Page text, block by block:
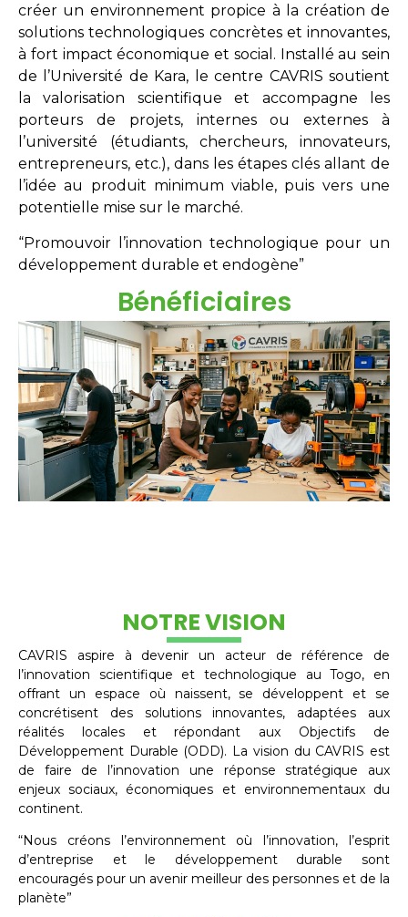
créer un environnement propice à la création de
solutions technologiques concrètes et innovantes,
à fort impact économique et social. Installé au sein
de l’Université de Kara, le centre CAVRIS soutient
la valorisation scientifique et accompagne les
porteurs de projets, internes ou externes à
l’université (étudiants, chercheurs, innovateurs,
entrepreneurs, etc.), dans les étapes clés allant de
l’idée au produit minimum viable, puis vers une
potentielle mise sur le marché.
“Promouvoir l’innovation technologique pour un
développement durable et endogène”
Bénéficiaires
Étudiants Néo-diplômés Doctorants
Chercheurs
Innovateurs
Entreprises acteurs sociaux.
NOTRE VISION
CAVRIS aspire à devenir un acteur de référence de
l’innovation scientifique et technologique au Togo, en
offrant un espace où naissent, se développent et se
concrétisent des solutions innovantes, adaptées aux
réalités locales et répondant aux Objectifs de
Développement Durable (ODD). La vision du CAVRIS est
de faire de l’innovation une réponse stratégique aux
enjeux sociaux, économiques et environnementaux du
continent.
“Nous créons l’environnement où l’innovation, l’esprit
d’entreprise et le développement durable sont
encouragés pour un avenir meilleur des personnes et de la
planète”